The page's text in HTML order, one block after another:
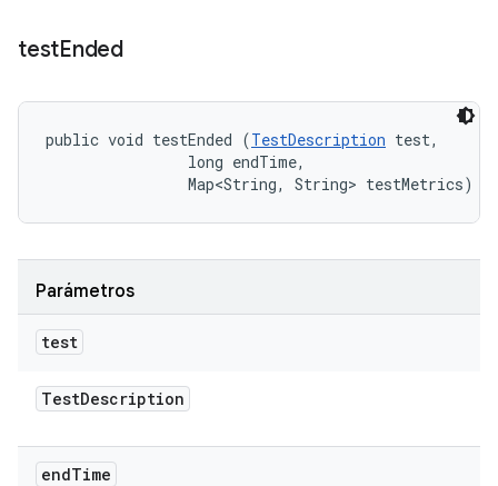
testEnded
public void testEnded (TestDescription test,
                long endTime,
                Map<String, String> testMetrics)
Parámetros
test
TestDescription
endTime